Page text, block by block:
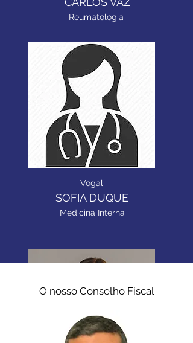
Reumatologia
Vogal
SOFIA DUQUE
Medicina Interna
O nosso Conselho Fiscal